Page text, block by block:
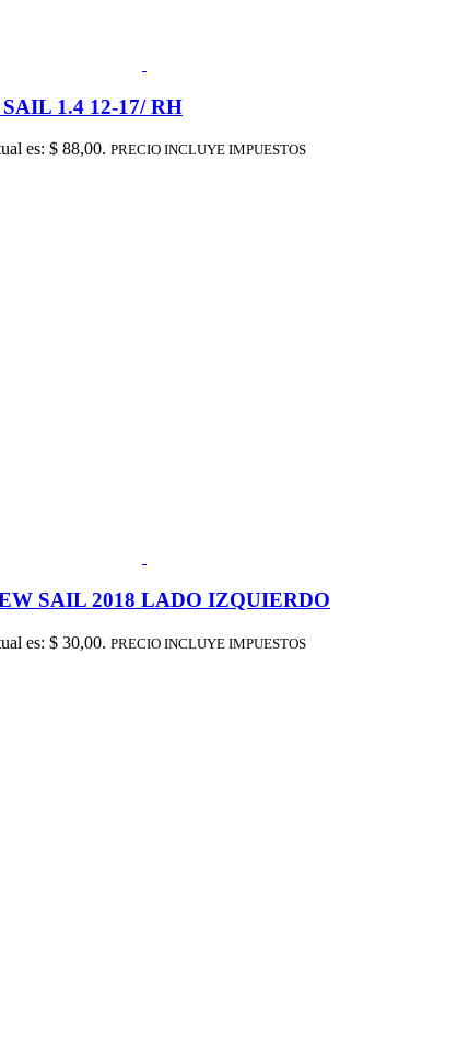
1.4 12-17/ RH
es: $ 88,00. PRECIO INCLUYE IMPUESTOS
SAIL 2018 LADO IZQUIERDO
es: $ 30,00. PRECIO INCLUYE IMPUESTOS